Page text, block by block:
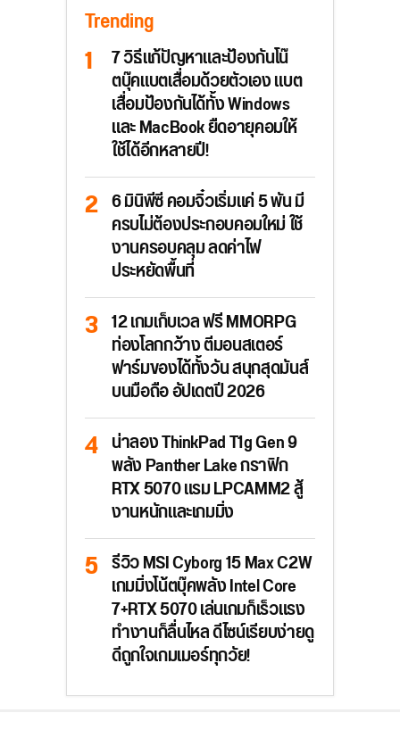
Trending
7 วิธีแก้ปัญหาและป้องกันโน๊
ตบุ๊คแบตเสื่อมด้วยตัวเอง แบต
เสื่อมป้องกันได้ทั้ง Windows
และ MacBook ยืดอายุคอมให้
ใช้ได้อีกหลายปี!
6 มินิพีซี คอมจิ๋วเริ่มแค่ 5 พัน มี
ครบไม่ต้องประกอบคอมใหม่ ใช้
งานครอบคลุม ลดค่าไฟ
ประหยัดพื้นที่
12 เกมเก็บเวล ฟรี MMORPG
ท่องโลกกว้าง ตีมอนสเตอร์
ฟาร์มของได้ทั้งวัน สนุกสุดมันส์
บนมือถือ อัปเดตปี 2026
น่าลอง ThinkPad T1g Gen 9
พลัง Panther Lake กราฟิก
RTX 5070 แรม LPCAMM2 สู้
งานหนักและเกมมิ่ง
รีวิว MSI Cyborg 15 Max C2W
เกมมิ่งโน้ตบุ๊คพลัง Intel Core
7+RTX 5070 เล่นเกมก็เร็วแรง
ทำงานก็ลื่นไหล ดีไซน์เรียบง่ายดู
ดีถูกใจเกมเมอร์ทุกวัย!